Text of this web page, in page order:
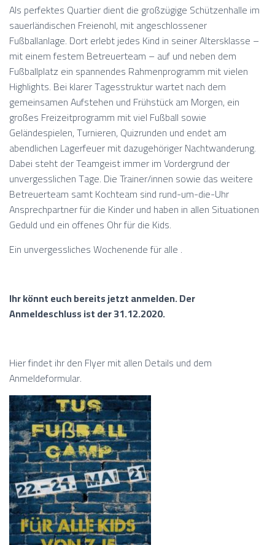
Als perfektes Quartier dient die großzügige Schützenhalle im
sauerländischen Freienohl, mit angeschlossener
Fußballanlage. Dort erlebt jedes Kind in seiner Altersklasse –
mit einem festem Betreuerteam – auf und neben dem
Fußballplatz ein spannendes Rahmenprogramm mit vielen
Highlights. Bei klarer Tagesstruktur wartet nach dem
gemeinsamen Aufstehen und Frühstück am Morgen, ein
großes Freizeitprogramm mit viel Fußball sowie
Geländespielen, Turnieren, Quizrunden und endet am
abendlichen Lagerfeuer mit dazugehöriger Nachtwanderung.
Dabei steht der Teamgeist immer im Vordergrund der
unvergesslichen Tage. Die Trainer/innen sowie das weitere
Betreuerteam samt Kochteam sind rund-um-die-Uhr
Ansprechpartner für die Kinder und haben in allen Situationen
Geduld und ein offenes Ohr für die Kids.
Ein unvergessliches Wochenende für alle .
Ihr könnt euch bereits jetzt anmelden. Der
Anmeldeschluss ist der 31.12.2020.
Hier findet ihr den Flyer mit allen Details und dem
Anmeldeformular.